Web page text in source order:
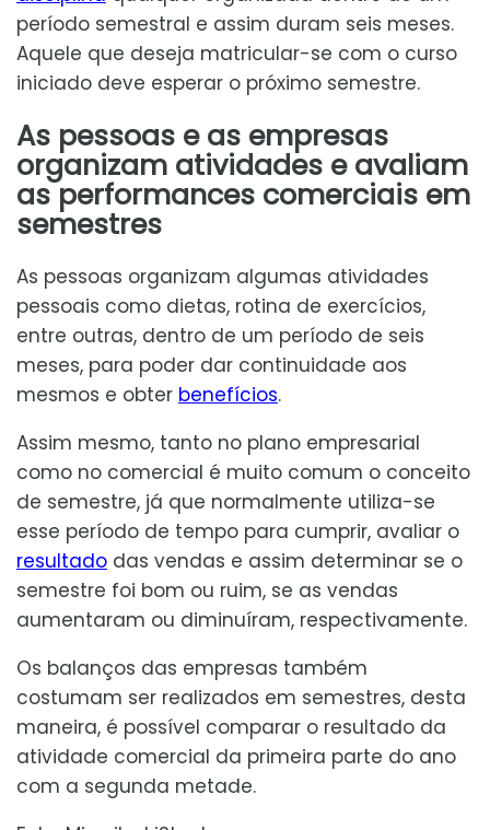
período semestral e assim duram seis meses.
Aquele que deseja matricular-se com o curso
iniciado deve esperar o próximo semestre.
As pessoas e as empresas
organizam atividades e avaliam
as performances comerciais em
semestres
As pessoas organizam algumas atividades
pessoais como dietas, rotina de exercícios,
entre outras, dentro de um período de seis
meses, para poder dar continuidade aos
mesmos e obter benefícios.
Assim mesmo, tanto no plano empresarial
como no comercial é muito comum o conceito
de semestre, já que normalmente utiliza-se
esse período de tempo para cumprir, avaliar o
resultado das vendas e assim determinar se o
semestre foi bom ou ruim, se as vendas
aumentaram ou diminuíram, respectivamente.
Os balanços das empresas também
costumam ser realizados em semestres, desta
maneira, é possível comparar o resultado da
atividade comercial da primeira parte do ano
com a segunda metade.